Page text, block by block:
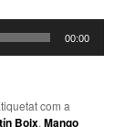
00:00
com a
Boix,Mango